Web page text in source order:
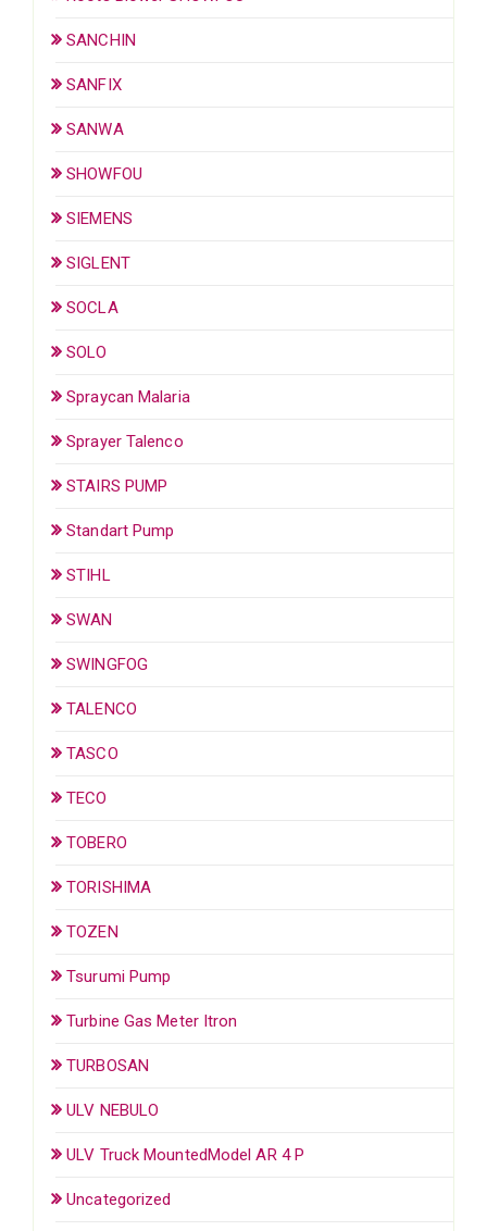
SANCHIN
SANFIX
SANWA
SHOWFOU
SIEMENS
SIGLENT
SOCLA
SOLO
Spraycan Malaria
Sprayer Talenco
STAIRS PUMP
Standart Pump
STIHL
SWAN
SWINGFOG
TALENCO
TASCO
TECO
TOBERO
TORISHIMA
TOZEN
Tsurumi Pump
Turbine Gas Meter Itron
TURBOSAN
ULV NEBULO
ULV Truck MountedModel AR 4 P
Uncategorized